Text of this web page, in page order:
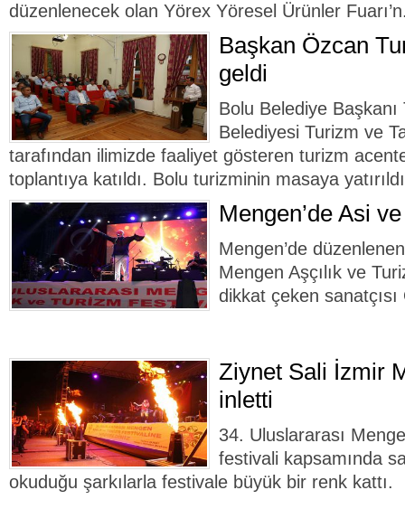
düzenlenecek olan Yörex Yöresel Ürünler
Başkan Özcan
geldi
Bolu Belediye
Belediyesi Turizm ve
tarafından ilimizde faaliyet gösteren turizm
toplantıya katıldı. Bolu turizminin masaya
Mengen’de Asi
Mengen’de
Mengen Aşçılık ve
dikkat çeken
Ziynet Sali İzmir
inletti
34. Uluslararası
festivali kapsamında
okuduğu şarkılarla festivale büyük bir renk kattı.